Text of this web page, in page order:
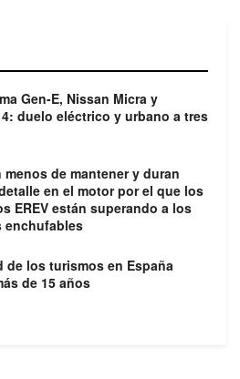
Gen-E, Nissan Micra y
duelo eléctrico y urbano a tres
menos de mantener y duran
en el motor por el que los
EREV están superando a los
enchufables
de los turismos en España
de 15 años